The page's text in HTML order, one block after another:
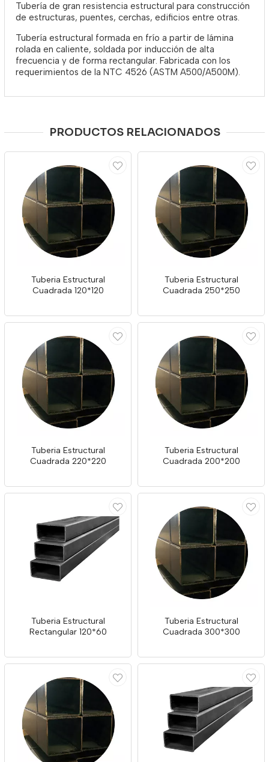
Tubería de gran resistencia estructural para construcción
de estructuras, puentes, cerchas, edificios entre otras.
Tubería estructural formada en frío a partir de lámina
rolada en caliente, soldada por inducción de alta
frecuencia y de forma rectangular. Fabricada con los
requerimientos de la NTC 4526 (ASTM A500/A500M).
PRODUCTOS RELACIONADOS
Tuberia Estructural
Cuadrada 120*120
Tuberia Estructural
Cuadrada 250*250
Tuberia Estructural
Cuadrada 220*220
Tuberia Estructural
Cuadrada 200*200
Tuberia Estructural
Rectangular 120*60
Tuberia Estructural
Cuadrada 300*300